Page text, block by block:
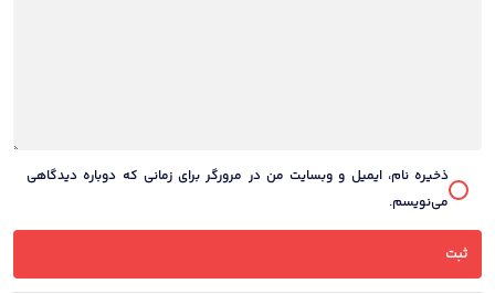
ذخیره نام، ایمیل و وبسایت من در مرورگر برای زمانی که دوباره دیدگاهی
می‌نویسم.